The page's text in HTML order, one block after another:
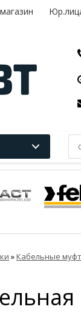
»Кабельные